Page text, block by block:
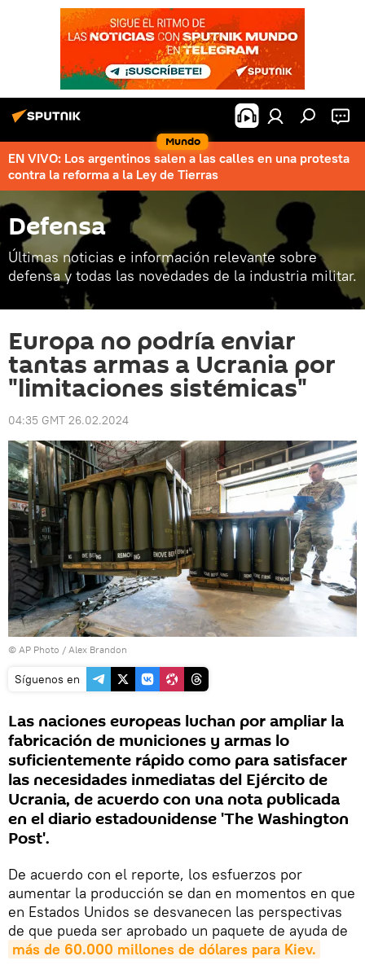
Mundo
EN VIVO: Los argentinos salen a las calles en una protesta
contra la reforma a la Ley de Tierras
Defensa
Últimas noticias e información relevante sobre
defensa y todas las novedades de la industria militar.
Europa no podría enviar
tantas armas a Ucrania por
"limitaciones sistémicas"
04:35 GMT 26.02.2024
© AP Photo / Alex Brandon
Síguenos en
Las naciones europeas luchan por ampliar la
fabricación de municiones y armas lo
suficientemente rápido como para satisfacer
las necesidades inmediatas del Ejército de
Ucrania, de acuerdo con una nota publicada
en el diario estadounidense 'The Washington
Post'.
De acuerdo con el reporte, los esfuerzos por
aumentar la producción se dan en momentos en que
en Estados Unidos se desvanecen las perspectivas
de que pueda ser aprobado un paquete de ayuda de
más de 60.000 millones de dólares para Kiev.